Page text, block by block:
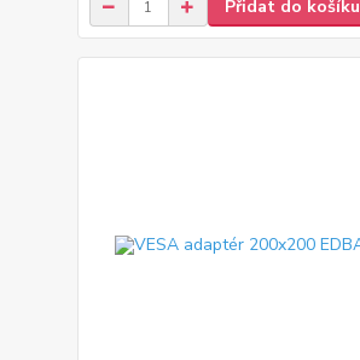
Přidat do košíku